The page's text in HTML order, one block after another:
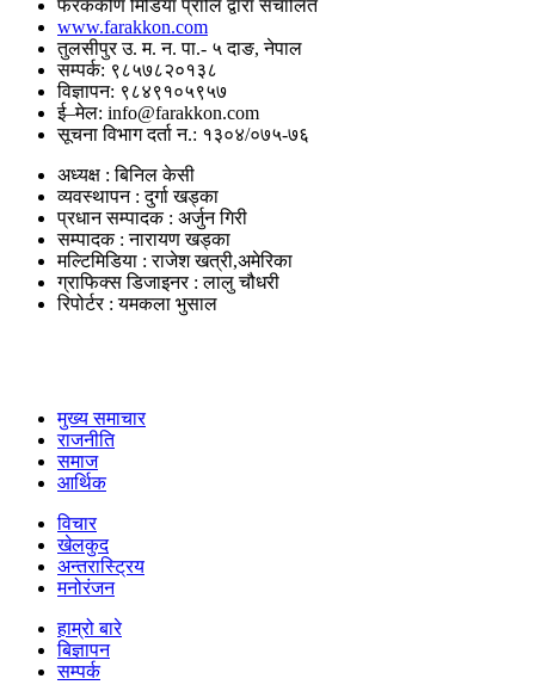
फरककोण मिडिया प्रालि द्वारा संचालित
www.farakkon.com
तुलसीपुर उ. म. न. पा.- ५ दाङ, नेपाल
सम्पर्क: ९८५७८२०१३८
विज्ञापन: ९८४९१०५९५७
ई–मेल: info@farakkon.com
सूचना विभाग दर्ता न.: १३०४/०७५-७६
अध्यक्ष : बिनिल केसी
व्यवस्थापन : दुर्गा खड्का
प्रधान सम्पादक : अर्जुन गिरी
सम्पादक : नारायण खड्का
मल्टिमिडिया : राजेश खत्री,अमेरिका
ग्राफिक्स डिजाइनर : लालु चौधरी
रिपोर्टर : यमकला भुसाल
मुख्य समाचार
राजनीति
समाज
आर्थिक
विचार
खेलकुद
अन्तरास्ट्रिय
मनोरंजन
हाम्रो बारे
बिज्ञापन
सम्पर्क